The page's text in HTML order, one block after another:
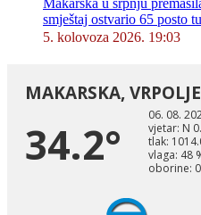
smještaj ostvario 65 posto
5. kolovoza 2026. 19:03